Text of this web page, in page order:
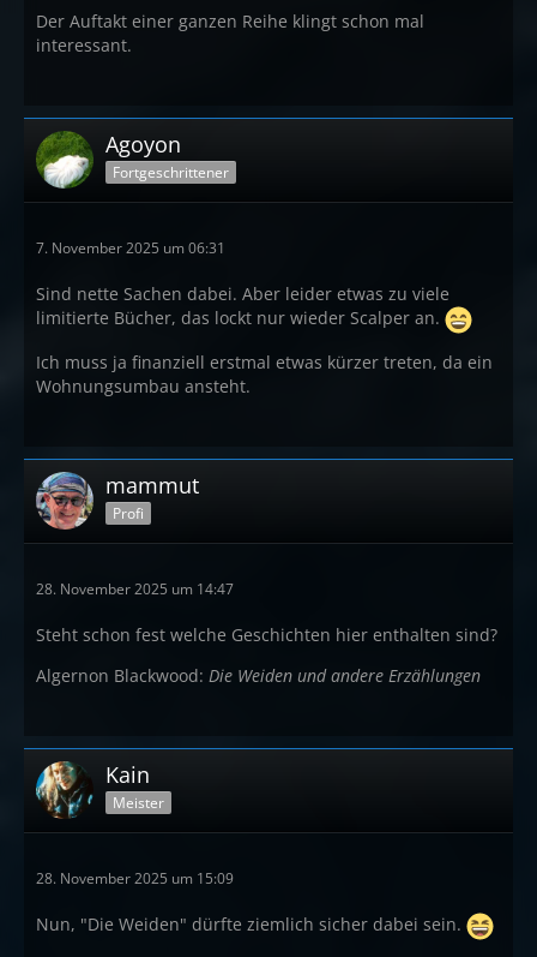
Der Auftakt einer ganzen Reihe klingt schon mal
interessant.
Agoyon
Fortgeschrittener
7. November 2025 um 06:31
Sind nette Sachen dabei. Aber leider etwas zu viele
limitierte Bücher, das lockt nur wieder Scalper an.
Ich muss ja finanziell erstmal etwas kürzer treten, da ein
Wohnungsumbau ansteht.
mammut
Profi
28. November 2025 um 14:47
Steht schon fest welche Geschichten hier enthalten sind?
Algernon Blackwood: Die Weiden und andere Erzählungen
Kain
Meister
28. November 2025 um 15:09
Nun, "Die Weiden" dürfte ziemlich sicher dabei sein.